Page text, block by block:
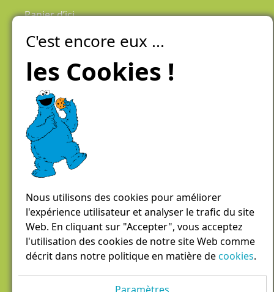
Panier d’ici
Laiteries Réunies Genève
Créer mon compte
Chemin des Aulx 6,
1228 Plan-les-Ouates
Case postale 1055
1211 Genève 26
022 884 81 81
panierdici@lrgg.ch
C'est encore eux ...
les Cookies !
Nous utilisons des cookies pour améliorer
l'expérience utilisateur et analyser le trafic du site
Web. En cliquant sur "Accepter", vous acceptez
l'utilisation des cookies de notre site Web comme
décrit dans notre politique en matière decookies.